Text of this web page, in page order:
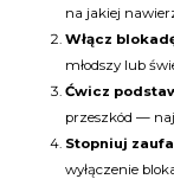
na jakiej
Włącz
młodszy lub
Ćwicz
przeszkód —
Stopniuj
wyłączenie